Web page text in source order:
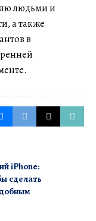
людьми и
а также
в
iPhone:
сделать